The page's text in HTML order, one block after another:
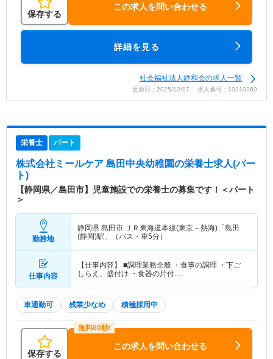
保存する
この求人を問い合わせる
詳細を見る
社会福祉法人静和会の求人一覧
更新日：2025/12/17 求人番号：10210260
栄養士 パート
株式会社ミールケア 島田中央幼稚園の栄養士求人(パー
ト)
【静岡県／島田市】児童施設での栄養士の募集です！＜パート
＞
勤務地
静岡県 島田市 ＪＲ東海道本線(東京－熱海)「島田
(静岡)駅」（バス・車5分）
仕事内容
【仕事内容】 ■調理業務全般 ・食事の調理 ・下ご
しらえ、盛付け ・食器の片付…
車通勤可 残業少なめ 積極採用中
保存する
この求人を問い合わせる